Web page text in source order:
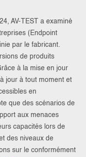
AV-TEST a examiné
(Endpoint
par le fabricant.
de produits
à la mise en jour
jour à tout moment et
en
que des scénarios de
aux menaces
capacités lors de
des niveaux de
sur le conformément